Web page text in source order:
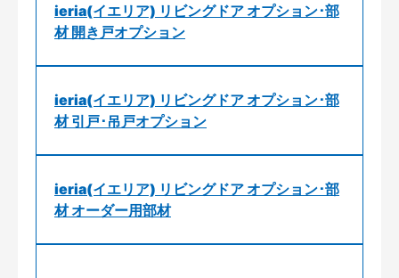
ieria(イエリア) リビングドア オプション･部
材 開き戸オプション
ieria(イエリア) リビングドア オプション･部
材 引戸･吊戸オプション
ieria(イエリア) リビングドア オプション･部
材 オーダー用部材